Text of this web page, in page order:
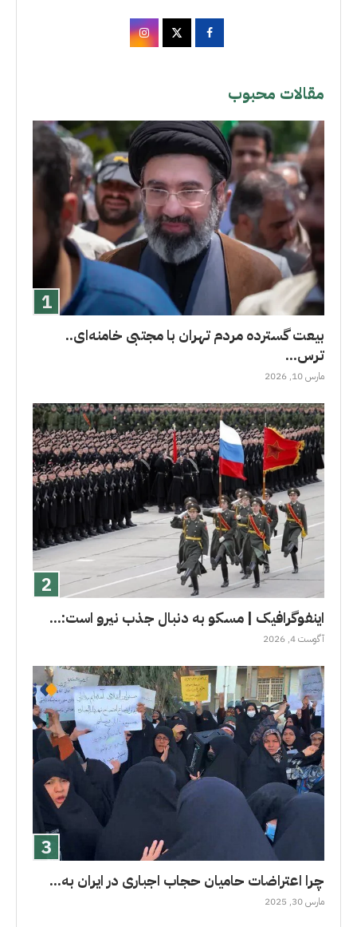
مقالات محبوب
بیعت گسترده مردم تهران با مجتبی خامنه‌ای..
ترس...
مارس 10, 2026
اینفوگرافیک | مسکو به دنبال جذب نیرو است:...
آگوست 4, 2026
چرا اعتراضات حامیان حجاب اجباری در ایران به...
مارس 30, 2025